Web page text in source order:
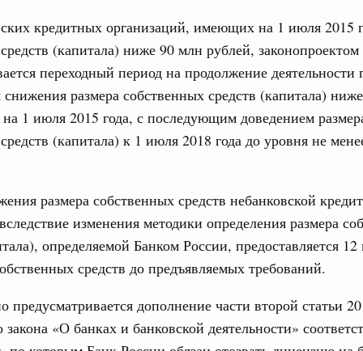
кредитных организаций, имеющих на 1 июля 2015
(капитала) ниже 90 млн рублей, законопроектом
переходный период на продолжение деятельности
размера собственных средств (капитала)
на 1 июля 2015 года, с последующим доведением
(капитала) к 1 июля 2018 года до уровня не
размера собственных средств небанковской
изменения методики определения размера
определяемой Банком России, предоставляется 12
средств до предъявляемых требований.
предусматривается дополнение части второй статьи 20
закона «О банках и банковской деятельности»
2024, понедельник
России
переводит процедуру подготовки
в цифровой формат
2024, понедельник
России
повысила качество законопроектной
2023, понедельник
России
деятельности
России
Правительства на 2023 год
17
31
С
Для